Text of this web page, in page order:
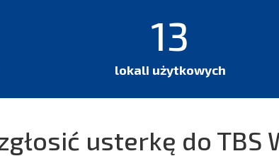
33
lokali użytkowych
usterkę do TBS